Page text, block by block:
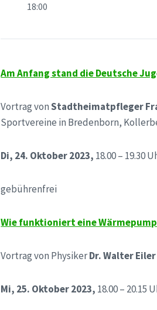
18:00
Am Anfang stand die Deutsche
Vortrag vonStadtheimatpfleger
Sportvereine in Bredenborn,
Di, 24. Oktober 2023, 18.00 – 19.30
gebührenfrei
Wie funktioniert eine
Vortrag von PhysikerDr. Walter Eiler
Mi, 25. Oktober 2023, 18.00 – 20.15